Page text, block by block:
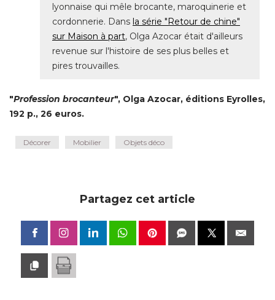
lyonnaise qui mêle brocante, maroquinerie et
cordonnerie. Dans la série "Retour de chine"
sur Maison à part, Olga Azocar était d'ailleurs
revenue sur l'histoire de ses plus belles et
pires trouvailles.
"Profession brocanteur", Olga Azocar, éditions Eyrolles,
192 p., 26 euros.
Décorer Mobilier Objets déco
Partagez cet article